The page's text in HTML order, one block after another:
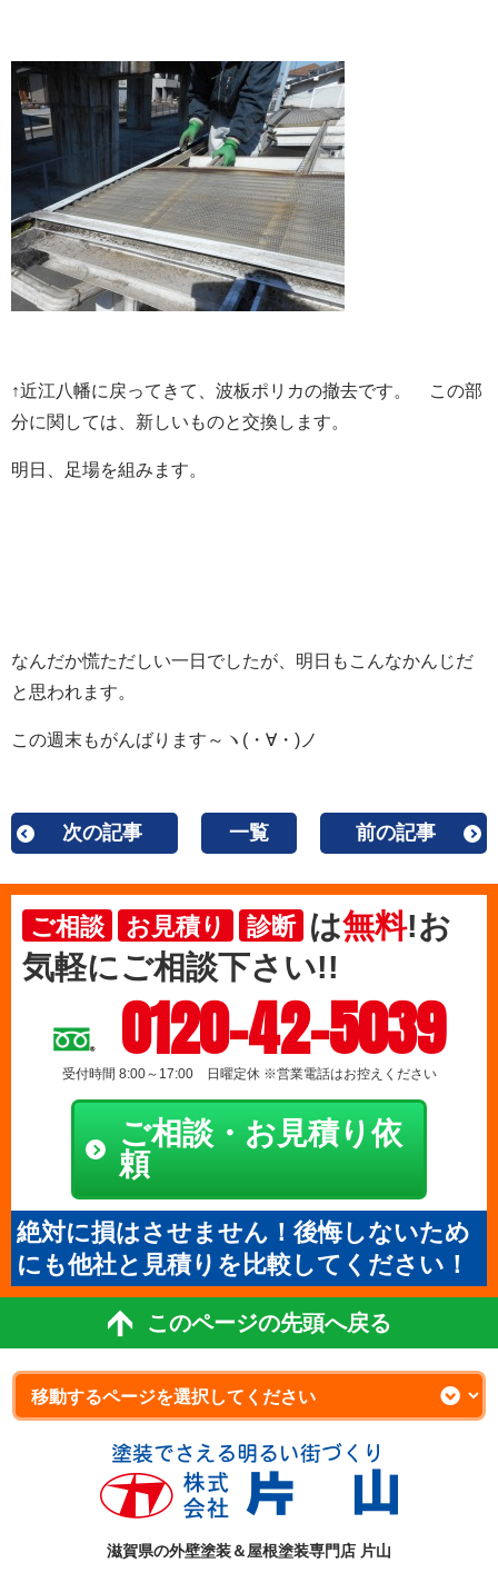
↑近江八幡に戻ってきて、波板ポリカの撤去です。 この部
分に関しては、新しいものと交換します。
明日、足場を組みます。
なんだか慌ただしい一日でしたが、明日もこんなかんじだ
と思われます。
この週末もがんばります～ヽ(・∀・)ノ
次の記事 一覧 前の記事
ご相談 お見積り 診断 は無料!お
気軽にご相談下さい!!
0120-42-5039
受付時間 8:00～17:00 日曜定休 ※営業電話はお控えください
ご相談・お見積り依
頼
絶対に損はさせません！後悔しないため
にも他社と見積りを比較してください！
このページの先頭へ戻る
滋賀県の外壁塗装＆屋根塗装専門店 片山